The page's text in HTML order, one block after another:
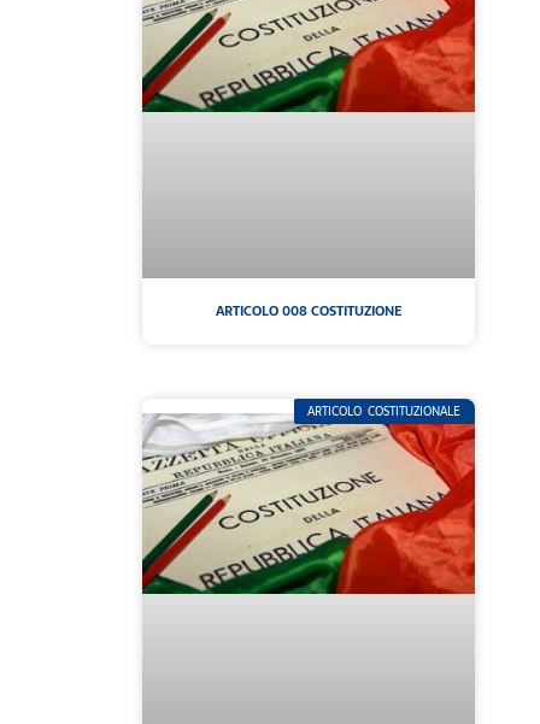
ARTICOLO 008 COSTITUZIONE
ARTICOLO COSTITUZIONALE